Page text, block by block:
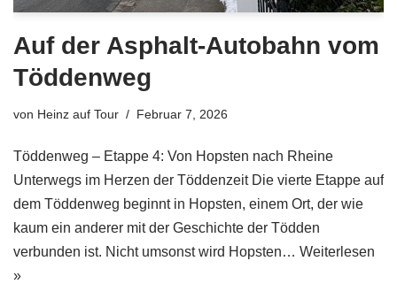
Auf der Asphalt-Autobahn vom
Töddenweg
von Heinz auf Tour Februar 7, 2026
Töddenweg – Etappe 4: Von Hopsten nach Rheine
Unterwegs im Herzen der Töddenzeit Die vierte Etappe auf
dem Töddenweg beginnt in Hopsten, einem Ort, der wie
kaum ein anderer mit der Geschichte der Tödden
verbunden ist. Nicht umsonst wird Hopsten… Weiterlesen
»